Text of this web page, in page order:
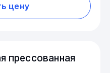
цену
прессованная